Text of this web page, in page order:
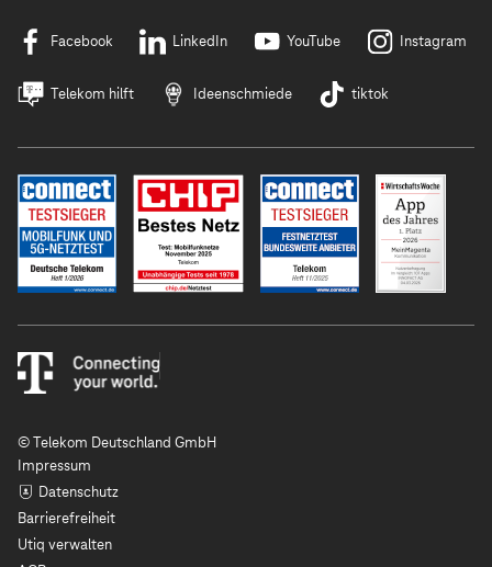
Facebook LinkedIn YouTube Instagram
Telekom hilft Ideenschmiede tiktok
© Telekom Deutschland GmbH
Impressum
Datenschutz
Barrierefreiheit
Utiq verwalten